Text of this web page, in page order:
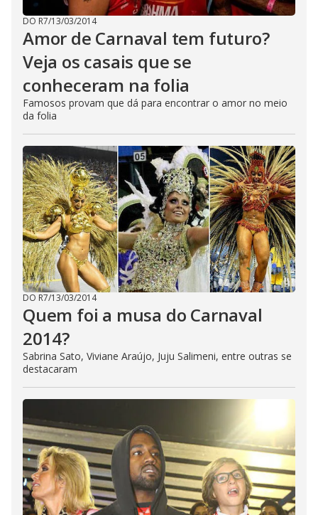
DO R7/13/03/2014
Amor de Carnaval tem futuro?
Veja os casais que se
conheceram na folia
Famosos provam que dá para encontrar o amor no meio
da folia
DO R7/13/03/2014
Quem foi a musa do Carnaval
2014?
Sabrina Sato, Viviane Araújo, Juju Salimeni, entre outras se
destacaram